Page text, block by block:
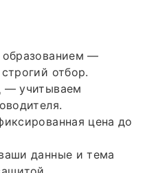
—
отбор.
— учитываем
цена до
данные и тема